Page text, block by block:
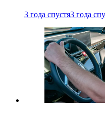
3 года спустя3 года